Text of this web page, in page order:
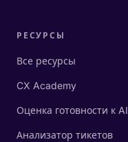
РЕСУРСЫ
Все ресурсы
CX Academy
Оценка готовности к AI
Анализатор тикетов